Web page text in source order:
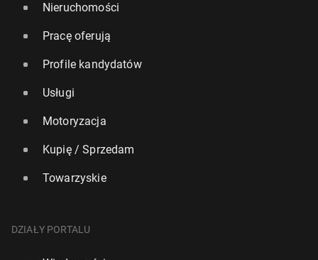
Nieruchomości
Pracę oferują
Profile kandydatów
Usługi
Motoryzacja
Kupię / Sprzedam
Towarzyskie
DZIAŁY PORTALU